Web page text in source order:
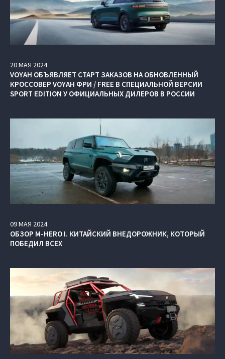
20МАЯ 2024
VOYAH ОБЪЯВЛЯЕТ СТАРТ ЗАКАЗОВ НА ОБНОВЛЕННЫЙ
КРОССОВЕР VOYAH ФРИ / FREE В СПЕЦИАЛЬНОЙ ВЕРСИИ
SPORT EDITION У ОФИЦИАЛЬНЫХ ДИЛЕРОВ В РОССИИ
09МАЯ 2024
ОБЗОР M‑HERO I. КИТАЙСКИЙ ВНЕДОРОЖНИК, КОТОРЫЙ
ПОБЕДИЛ ВСЕХ